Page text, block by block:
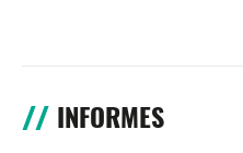
INFORMES